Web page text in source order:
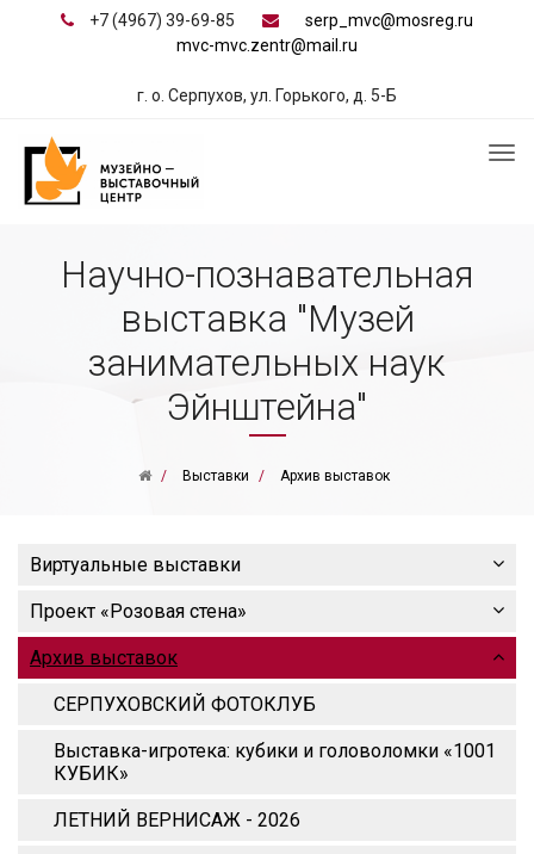
+7 (4967) 39-69-85
serp_mvc@mosreg.ru
mvc-mvc.zentr@mail.ru
г. о. Серпухов, ул. Горького, д. 5-Б
Научно-познавательная
выставка "Музей
занимательных наук
Эйнштейна"
Выставки Архив выставок
Виртуальные выставки
Проект «Розовая стена»
Архив выставок
СЕРПУХОВСКИЙ ФОТОКЛУБ
Выставка-игротека: кубики и головоломки «1001
КУБИК»
ЛЕТНИЙ ВЕРНИСАЖ - 2026